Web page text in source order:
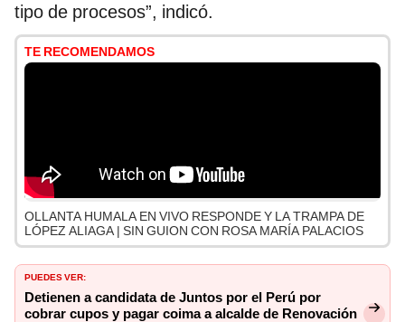
tipo de procesos”, indicó.
TE RECOMENDAMOS
OLLANTA HUMALA EN VIVO RESPONDE Y LA TRAMPA DE
LÓPEZ ALIAGA | SIN GUION CON ROSA MARÍA PALACIOS
PUEDES VER:
Detienen a candidata de Juntos por el Perú por
cobrar cupos y pagar coima a alcalde de Renovación